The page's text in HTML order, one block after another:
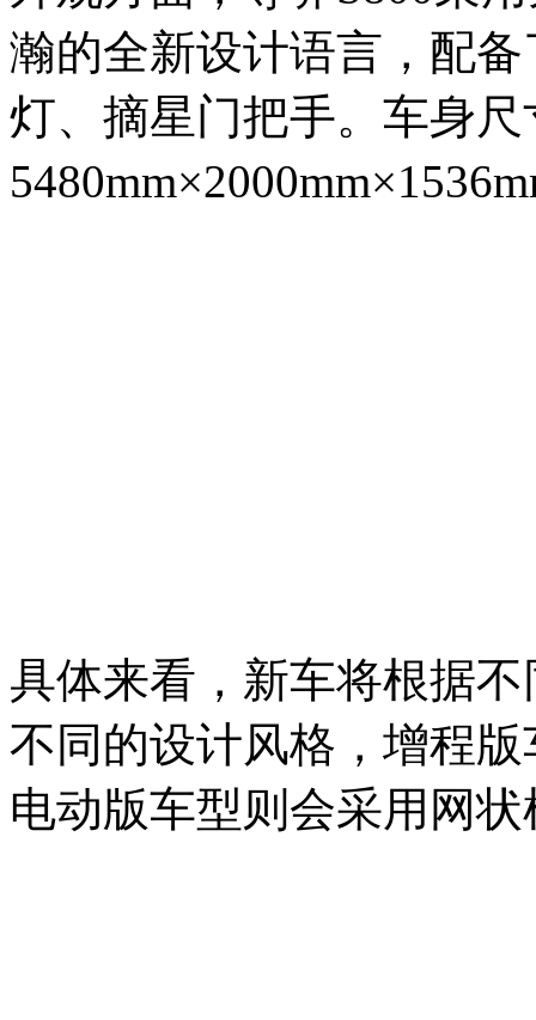
瀚的全新设计语言，配
灯、摘星门把手。车身
具体来看，新车将根据
不同的设计风格，增程
电动版车型则会采用网状